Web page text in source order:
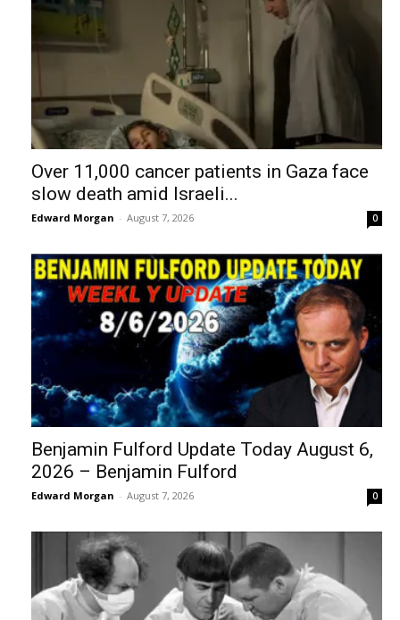
Over 11,000 cancer patients in Gaza face
slow death amid Israeli...
Edward Morgan - August 7, 2026 0
Benjamin Fulford Update Today August 6,
2026 – Benjamin Fulford
Edward Morgan - August 7, 2026 0